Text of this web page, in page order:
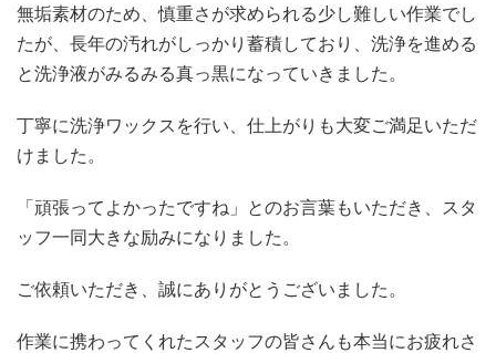
無垢素材のため、慎重さが求められる少し難しい作業でし
たが、長年の汚れがしっかり蓄積しており、洗浄を進める
と洗浄液がみるみる真っ黒になっていきました。
丁寧に洗浄ワックスを行い、仕上がりも大変ご満足いただ
けました。
「頑張ってよかったですね」とのお言葉もいただき、スタ
ッフ一同大きな励みになりました。
ご依頼いただき、誠にありがとうございました。
作業に携わってくれたスタッフの皆さんも本当にお疲れさ